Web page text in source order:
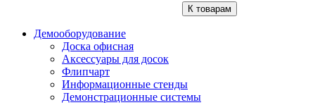
К товарам
Демооборудование
Доска офисная
Аксессуары для досок
Флипчарт
Информационные стенды
Демонстрационные системы